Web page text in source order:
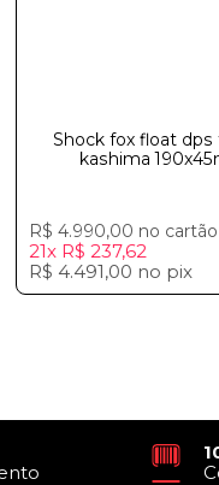
Shock fox float
kashima
R$ 4.990,00 no cartão
21x R$ 237,62
R$ 4.491,00 no pix